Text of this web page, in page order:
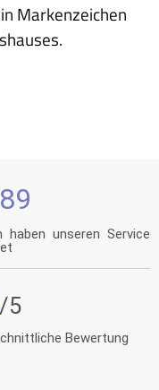
Markenzeichen
haben unseren Service
Bewertung